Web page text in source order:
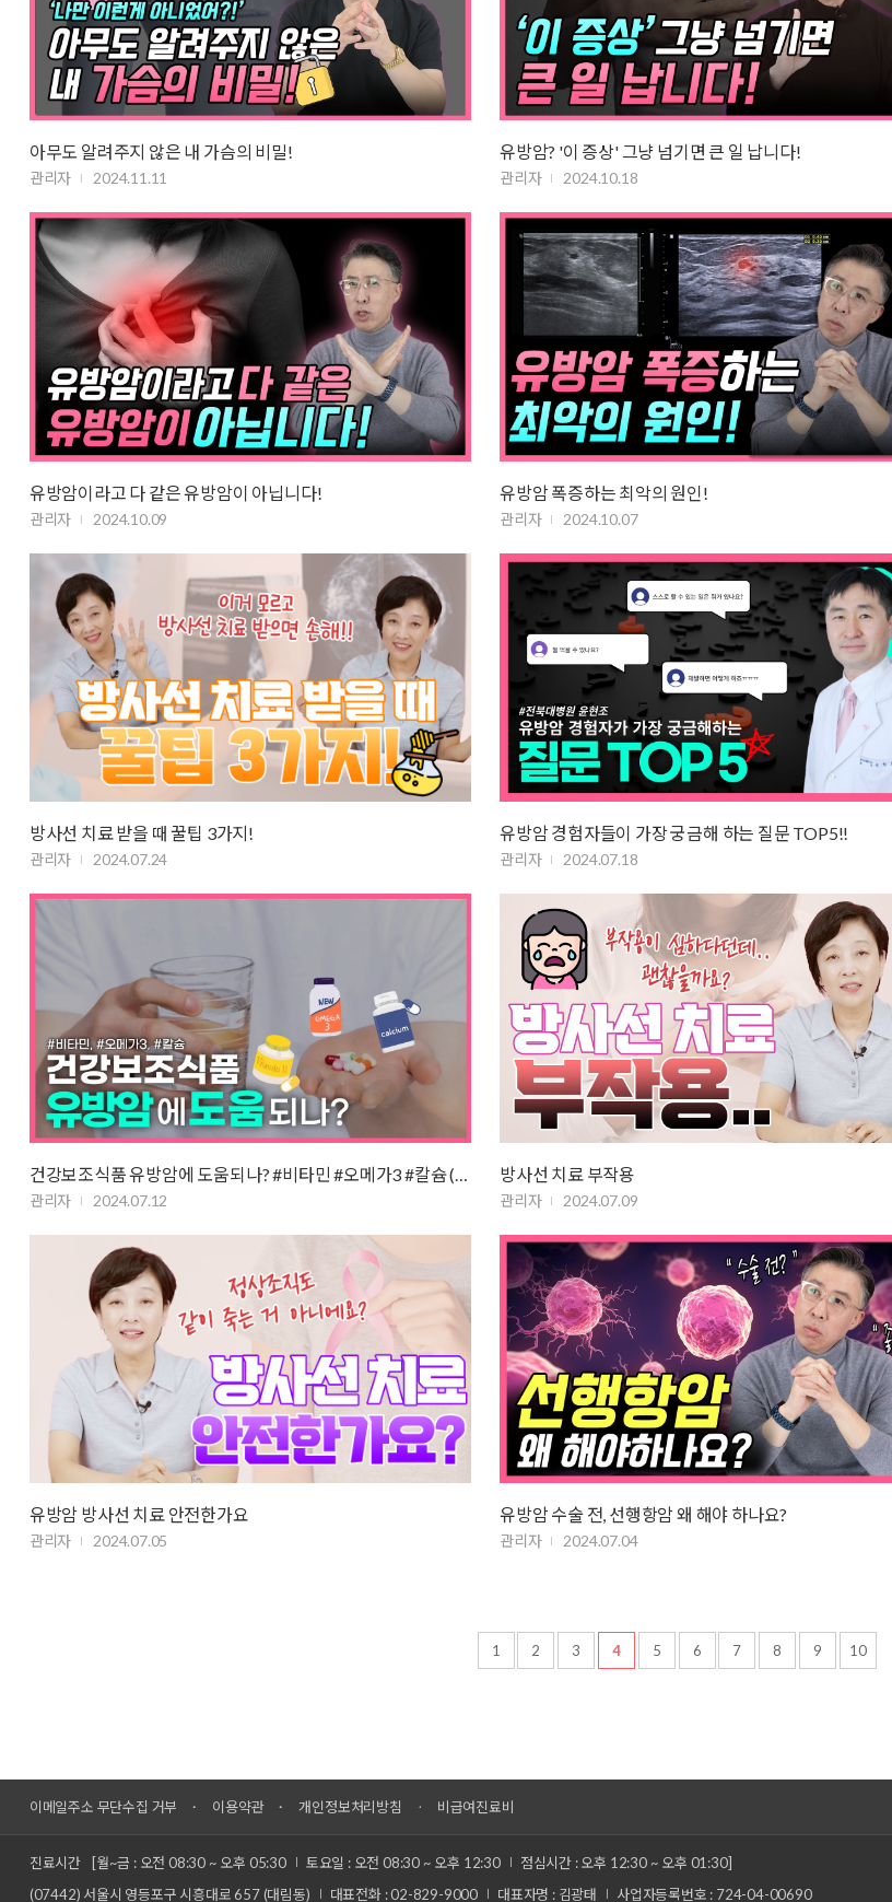
아무도 알려주지 않은 내 가슴의 비밀!
관리자 2024.11.11
유방암? '이 증상' 그냥 넘기면 큰 일 납니다!
관리자 2024.10.18
유방암이라고 다 같은 유방암이 아닙니다!
관리자 2024.10.09
유방암 폭증하는 최악의 원인!
관리자 2024.10.07
방사선 치료 받을 때 꿀팁 3가지!
관리자 2024.07.24
유방암 경험자들이 가장 궁금해 하는 질문 TOP5!!
관리자 2024.07.18
관리자 2024.07.12
방사선 치료 부작용
관리자 2024.07.09
유방암 방사선 치료 안전한가요
관리자 2024.07.05
유방암 수술 전, 선행항암 왜 해야 하나요?
관리자 2024.07.04
1 2 3 4 5 6 7 8 9 10
이메일주소 무단수집 거부 이용약관 개인정보처리방침 비급여진료비
진료시간 [월~금 : 오전 08:30 ~ 오후 05:30 토요일 : 오전 08:30 ~ 오후 12:30
점심시간 : 오후 12:30 ~ 오후 01:30]
(07442) 서울시 영등포구 시흥대로 657 (대림동)
대표전화 : 02-829-9000 대표자명 : 김광태 사업자등록번호 : 724-04-00690